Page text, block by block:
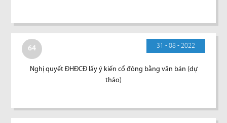
64 31 - 08 - 2022
Nghị quyết ĐHĐCĐ lấy ý kiến cổ đông bằng văn bản (dự
thảo)